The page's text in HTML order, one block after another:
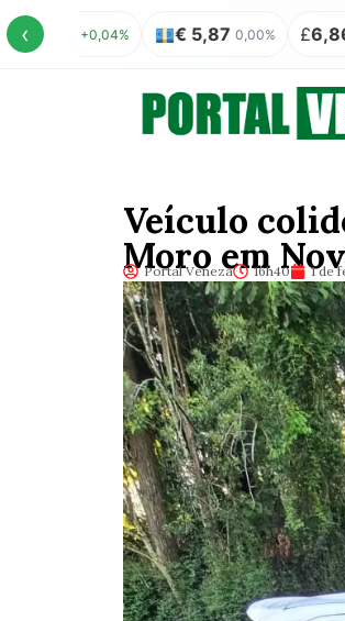
‹ € 5,87 0,00% £6,86 0,00%
Veículo
Moro em
Portal Veneza 16h40 1 de